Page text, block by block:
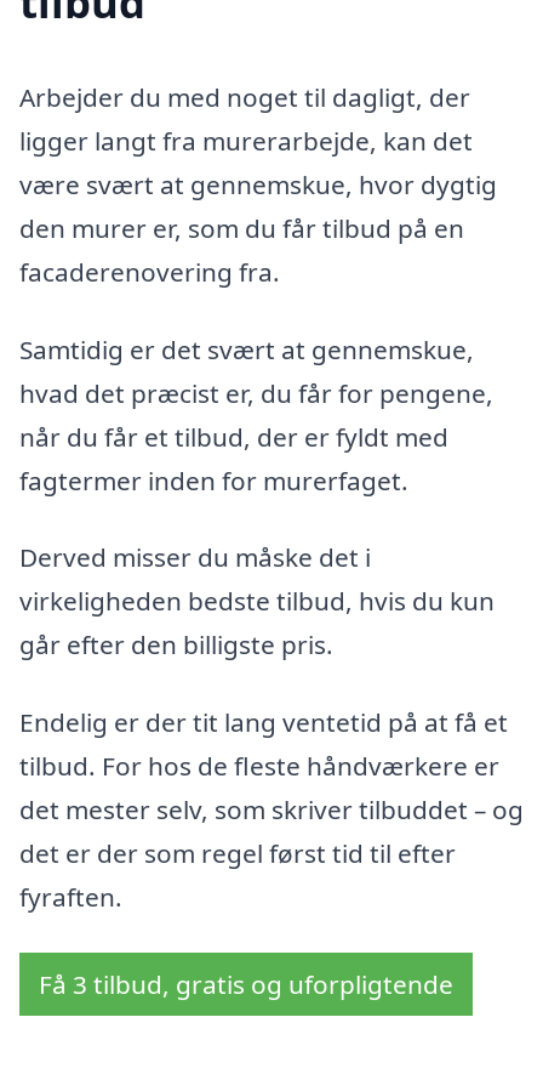
Arbejder du med noget til dagligt, der
ligger langt fra murerarbejde, kan det
være svært at gennemskue, hvor dygtig
den murer er, som du får tilbud på en
facaderenovering fra.
Samtidig er det svært at gennemskue,
hvad det præcist er, du får for pengene,
når du får et tilbud, der er fyldt med
fagtermer inden for murerfaget.
Derved misser du måske det i
virkeligheden bedste tilbud, hvis du kun
går efter den billigste pris.
Endelig er der tit lang ventetid på at få et
tilbud. For hos de fleste håndværkere er
det mester selv, som skriver tilbuddet – og
det er der som regel først tid til efter
fyraften.
Få 3 tilbud, gratis og uforpligtende